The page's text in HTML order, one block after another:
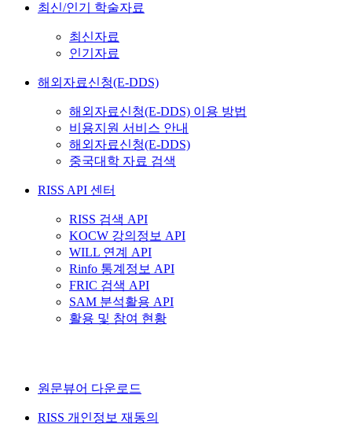
최신/인기 학술자료
최신자료
인기자료
해외자료신청(E-DDS)
해외자료신청(E-DDS) 이용 방법
비용지원 서비스 안내
해외자료신청(E-DDS)
중국대학 자료 검색
RISS API 센터
RISS 검색 API
KOCW 강의정보 API
WILL 연계 API
Rinfo 통계정보 API
FRIC 검색 API
SAM 분석활용 API
활용 및 참여 현황
원문뷰어 다운로드
RISS 개인정보 재동의